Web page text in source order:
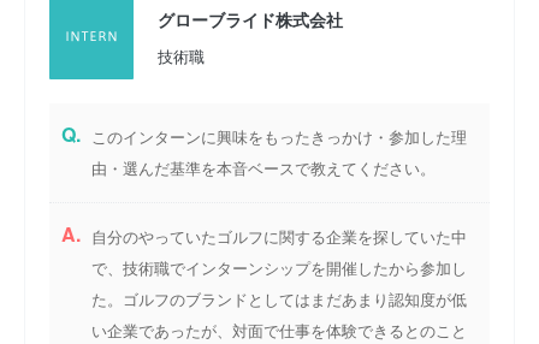
グローブライド株式会社
技術職
Q. このインターンに興味をもったきっかけ・参加した理
由・選んだ基準を本音ベースで教えてください。
A. 自分のやっていたゴルフに関する企業を探していた中
で、技術職でインターンシップを開催したから参加し
た。ゴルフのブランドとしてはまだあまり認知度が低
い企業であったが、対面で仕事を体験できるとのこと